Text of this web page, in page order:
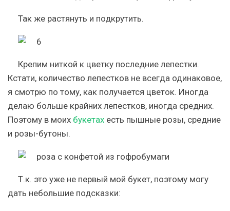
Так же растянуть и подкрутить.
Крепим ниткой к цветку последние лепестки.
Кстати, количество лепестков не всегда одинаковое,
я смотрю по тому, как получается цветок. Иногда
делаю больше крайних лепестков, иногда средних.
Поэтому в моих букетах есть пышные розы, средние
и розы-бутоны.
Т.к. это уже не первый мой букет, поэтому могу
дать небольшие подсказки: